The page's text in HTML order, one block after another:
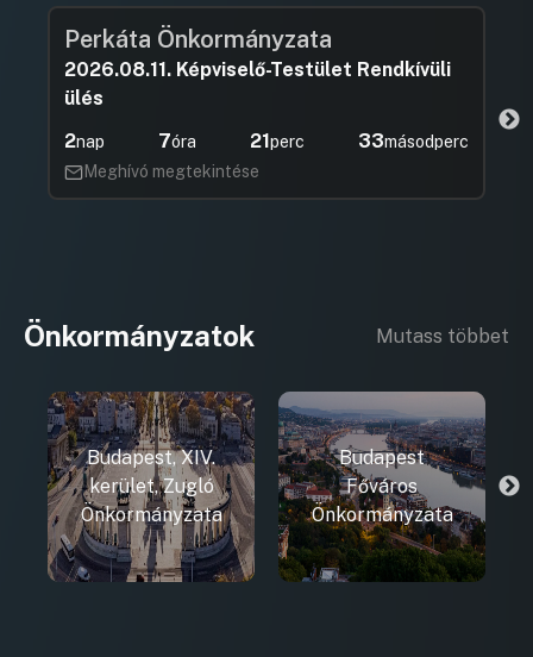
Perkáta Önkormányzata
2026.08.11. Képviselő-Testület Rendkívüli
ülés
2nap 7óra 21perc 32másodperc
Meghívó megtekintése
Önkormányzatok Mutass többet
Budapest, XIV.
kerület, Zugló
Önkormányzata
Budapest
Főváros
Önkormányzata